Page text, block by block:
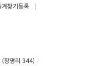
겨찾기등록
(장평리 344)